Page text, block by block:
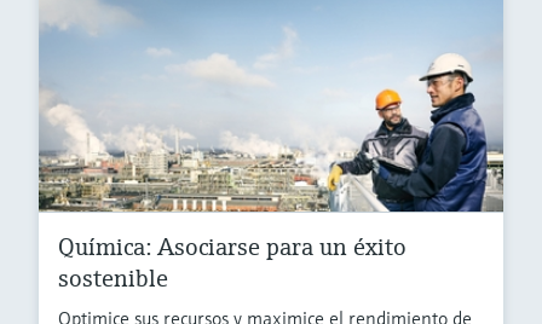
Química: Asociarse para un éxito
sostenible
Optimice sus recursos y maximice el rendimiento de